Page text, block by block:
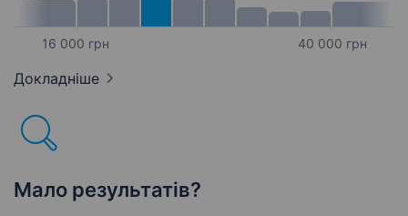
16 000 грн 40 000 грн
Докладніше
Мало результатів?